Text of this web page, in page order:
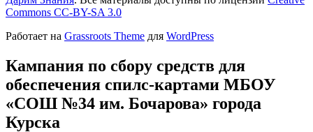
Commons СС-BY-SA 3.0
Работает на Grassroots Theme для WordPress
Кампания по сбору средств для
обеспечения спилс-картами МБОУ
«СОШ №34 им. Бочарова» города
Курска